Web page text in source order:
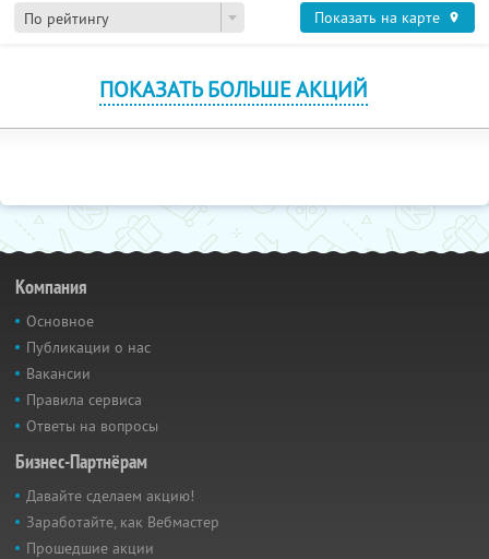
По рейтингу Показать на карте
ПОКАЗАТЬ БОЛЬШЕ АКЦИЙ
Компания
Основное
Публикации о нас
Вакансии
Правила сервиса
Ответы на вопросы
Бизнес-Партнёрам
Давайте сделаем акцию!
Заработайте, как Вебмастер
Прошедшие акции